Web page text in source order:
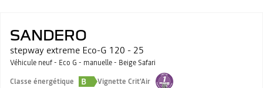
SANDERO
stepway extreme Eco-G 120 - 25
Véhicule neuf - Eco G - manuelle - Beige Safari
Classe énergétique
B Vignette Crit'Air